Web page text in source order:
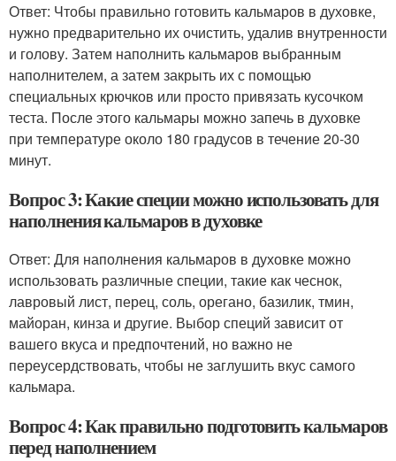
Ответ: Чтобы правильно готовить кальмаров в духовке,
нужно предварительно их очистить, удалив внутренности
и голову. Затем наполнить кальмаров выбранным
наполнителем, а затем закрыть их с помощью
специальных крючков или просто привязать кусочком
теста. После этого кальмары можно запечь в духовке
при температуре около 180 градусов в течение 20-30
минут.
Вопрос 3: Какие специи можно использовать для
наполнения кальмаров в духовке
Ответ: Для наполнения кальмаров в духовке можно
использовать различные специи, такие как чеснок,
лавровый лист, перец, соль, орегано, базилик, тмин,
майоран, кинза и другие. Выбор специй зависит от
вашего вкуса и предпочтений, но важно не
переусердствовать, чтобы не заглушить вкус самого
кальмара.
Вопрос 4: Как правильно подготовить кальмаров
перед наполнением